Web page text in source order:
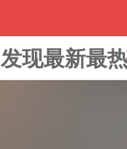
发现最新最